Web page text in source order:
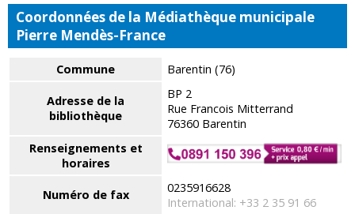
Coordonnées de la Médiathèque municipale
Pierre Mendès-France
Commune Barentin (76)
Adresse de la
bibliothèque
BP 2
Rue Francois Mitterrand
76360 Barentin
Renseignements et
horaires
Numéro de fax
0235916628
International: +33 2 35 91 66